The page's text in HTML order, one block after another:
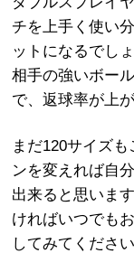
チを上手く使い
ットになるでしょ
相手の強いボー
で、返球率が上
まだ120サイズ
ンを変えれば自
出来ると思いま
ければいつでも
してみてください